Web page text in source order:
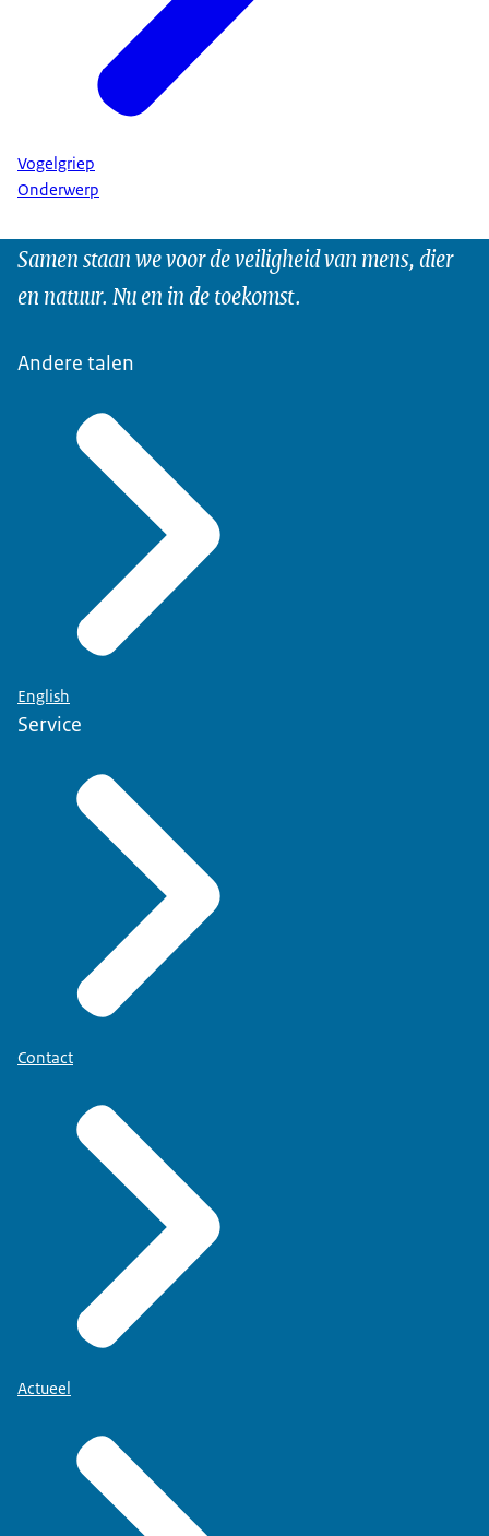
Vogelgriep
Onderwerp
Samen staan we voor de veiligheid van mens, dier
en natuur. Nu en in de toekomst.
Andere talen
English
Service
Contact
Actueel